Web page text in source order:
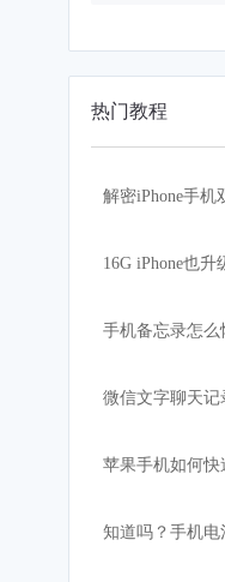
热门教程
解密iPhone手机